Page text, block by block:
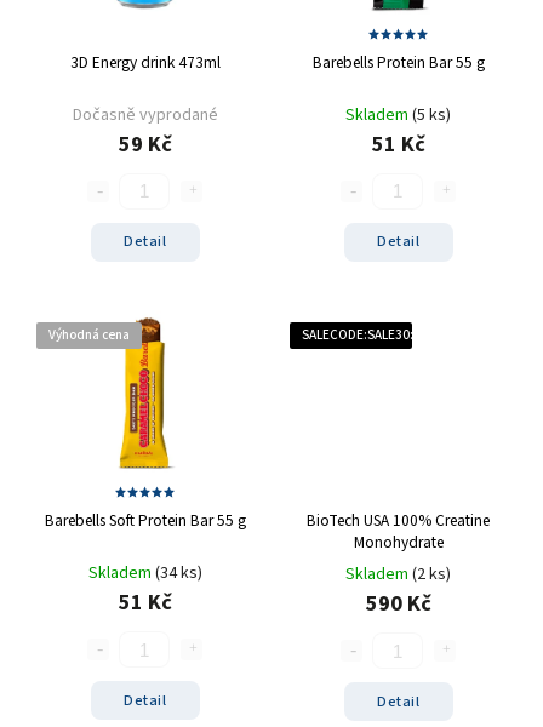
3D Energy drink 473ml
Dočasně vyprodané
59 Kč
Detail
Barebells Protein Bar 55 g
Skladem (5 ks)
51 Kč
Detail
Výhodná cena
Barebells Soft Protein Bar 55 g
Skladem (34 ks)
51 Kč
Detail
SALECODE:SALE30:30:%
BioTech USA 100% Creatine
Monohydrate
Skladem (2 ks)
590 Kč
Detail